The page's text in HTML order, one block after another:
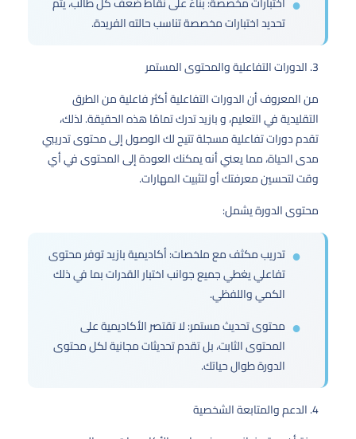
تحديد اختبارات مخصصة تناسب حالته الفريدة.
3. الدورات التفاعلية والمحتوى المستمر
من المعروف أن الدورات التفاعلية أكثر فاعلية من الطرق
التقليدية في التعليم، و بازيد تدرك تمامًا هذه الحقيقة. لذلك،
تقدم دورات تفاعلية مسجلة تتيح لك الوصول إلى محتوى تدريبي
مدى الحياة، مما يعني أنه يمكنك العودة إلى المحتوى في أي
وقت لتحسين معرفتك أو لتثبيت المهارات.
محتوى الدورة يشمل:
تدريب مكثف مع ملخصات: أكاديمية بازيد توفر محتوى
تفاعلي يغطي جميع جوانب اختبار القدرات بما في ذلك
الكمي واللفظي.
محتوى تحديث مستمر: لا تقتصر الأكاديمية على
المحتوى الثابت، بل تقدم تحديثات مجانية لكل محتوى
الدورة طوال حياتك.
4. الدعم والمتابعة الشخصية